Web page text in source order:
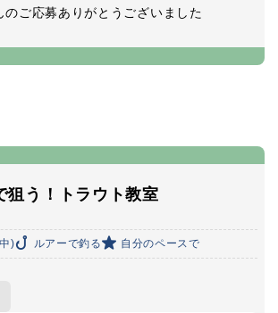
のご応募ありがとうございました
狙う！トラウト教室
) ルアーで釣る 自分のペースで